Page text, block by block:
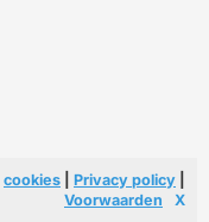
cookies Privacy policy
Voorwaarden
X